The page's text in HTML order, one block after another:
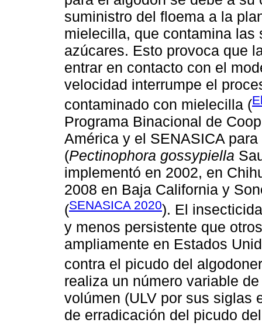
suministro del floema a la
mielecilla, que contamina
azúcares. Esto provoca que
entrar en contacto con el
velocidad interrumpe el
contaminado con mielecilla (
Programa Binacional de
América y el SENASICA
(Pectinophora gossypiella
implementó en 2002, en
2008 en Baja California y
(SENASICA 2020). El
y menos persistente que
ampliamente en Estados
contra el picudo del
realiza un número variable
volúmen (ULV por sus siglas
de erradicación del picudo